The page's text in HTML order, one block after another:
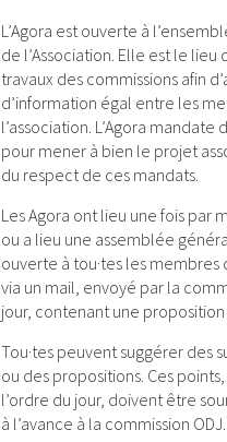
L’Agora est ouverte à
de l’Association. Elle est le
travaux des commissions afin
d’information égal entre les
l’association. L’Agora mandate
pour mener à bien le projet
du respect de ces mandats.
Les Agora ont lieu une fois par
ou a lieu une assemblée
ouverte à tou·tes les membres
via un mail, envoyé par la
jour, contenant une proposition
Tou·tes peuvent suggérer des
ou des propositions. Ces
l’ordre du jour, doivent être
à l’avance à la commission ODJ.